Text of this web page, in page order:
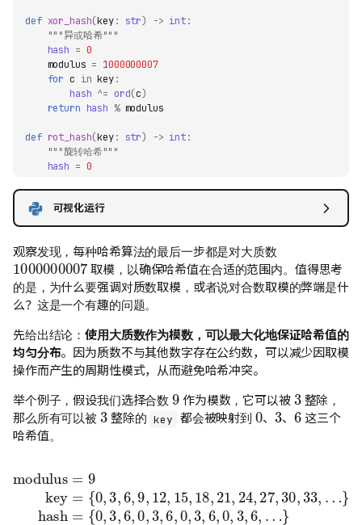
def xor_hash(key: str) -> int:
"""异或哈希"""
hash = 0
modulus = 1000000007
for c in key:
hash ^= ord(c)
return hash % modulus
def rot_hash(key: str) -> int:
"""旋转哈希"""
hash = 0
hash =
return hash % modulus
可视化运行
观察发现，每种哈希算法的最后一步都是对大质数
1000000007
取模，以确保哈希值在合适的范围内。值得思考
的是，为什么要强调对质数取模，或者说对合数取模的弊端是什
么？这是一个有趣的问题。
先给出结论：使用大质数作为模数，可以最大化地保证哈希值的
均匀分布。因为质数不与其他数字存在公约数，可以减少因取模
操作而产生的周期性模式，从而避免哈希冲突。
举个例子，假设我们选择合数
作为模数，它可以被
整除，
那么所有可以被
3
整除的 key 都会被映射到
0
、
3
、
6
这三个
哈希值。
{0,3,6,9,12
{ 0